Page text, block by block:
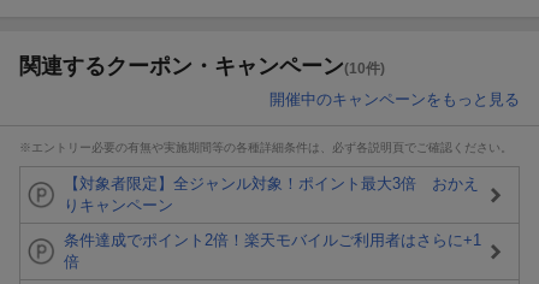
関連するクーポン・キャンペーン(10件)
開催中のキャンペーンをもっと見る
※エントリー必要の有無や実施期間等の各種詳細条件は、必ず各説明頁でご確認ください。
【対象者限定】全ジャンル対象！ポイント最大3倍 おかえ
りキャンペーン
条件達成でポイント2倍！楽天モバイルご利用者はさらに+1
倍